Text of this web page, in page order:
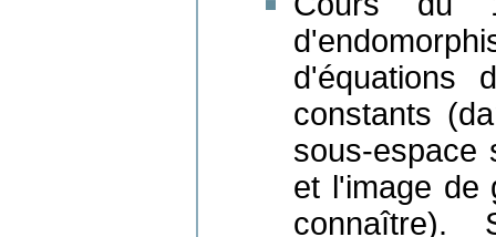
d'équations
constants
sous-espace
et l'image de
connaître).